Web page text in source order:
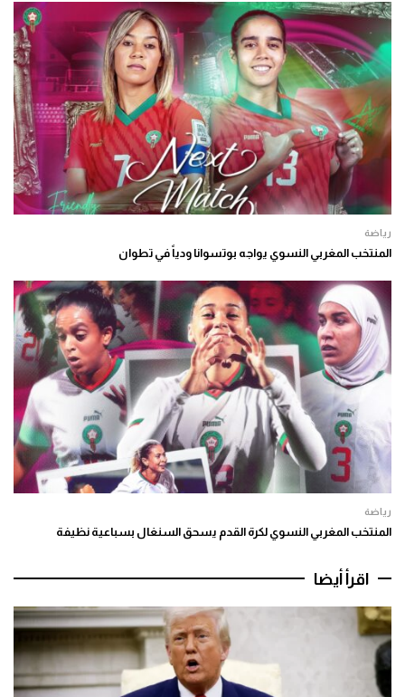
رياضة
المنتخب المغربي النسوي يواجه بوتسوانا ودياً في تطوان
رياضة
المنتخب المغربي النسوي لكرة القدم يسحق السنغال بسباعية نظيفة
اقرأ أيضا